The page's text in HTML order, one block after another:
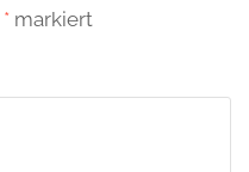
* markiert